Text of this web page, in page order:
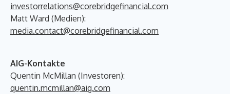
investorrelations@corebridgefinancial.com
Matt Ward (Medien):
media.contact@corebridgefinancial.com
AIG-Kontakte
Quentin McMillan (Investoren):
quentin.mcmillan@aig.com